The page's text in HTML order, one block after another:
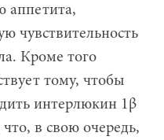
аппетита,
чувствительность
Кроме того
тому, чтобы
интерлюкин 1β
в свою очередь,